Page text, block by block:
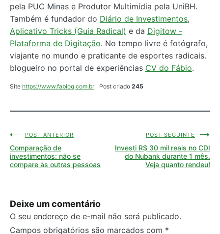
pela PUC Minas e Produtor Multimídia pela UniBH.
Também é fundador do Diário de Investimentos,
Aplicativo Tricks (Guia Radical) e da Digitow -
Plataforma de Digitação. No tempo livre é fotógrafo,
viajante no mundo e praticante de esportes radicais.
blogueiro no portal de experiências CV do Fábio.
Site https://www.fabiog.com.br Post criado 245
Navegação
de
POST ANTERIOR
Comparação de
investimentos: não se
compare às outras pessoas
POST SEGUINTE
Investi R$ 30 mil reais no CDI
do Nubank durante 1 mês.
Veja quanto rendeu!
Deixe um comentário
O seu endereço de e-mail não será publicado.
Campos obrigatórios são marcados com *